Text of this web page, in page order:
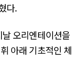
다.
오리엔테이션을
아래 기초적인 체